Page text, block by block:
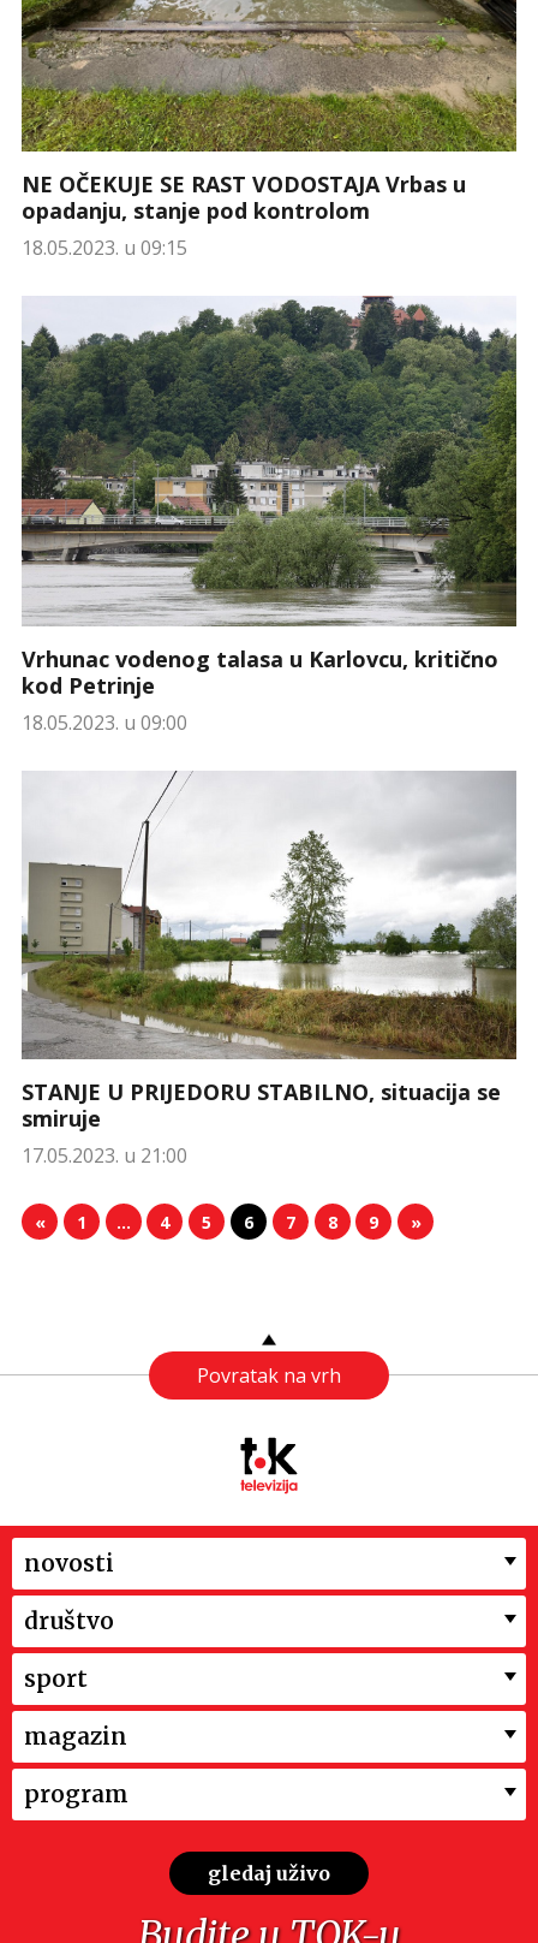
NE OČEKUJE SE RAST VODOSTAJA Vrbas u
opadanju, stanje pod kontrolom
18.05.2023. u 09:15
Vrhunac vodenog talasa u Karlovcu, kritično
kod Petrinje
18.05.2023. u 09:00
STANJE U PRIJEDORU STABILNO, situacija se
smiruje
17.05.2023. u 21:00
« 1 … 4 5 6 7 8 9 »
Povratak na vrh
novosti
društvo
sport
magazin
program
gledaj uživo